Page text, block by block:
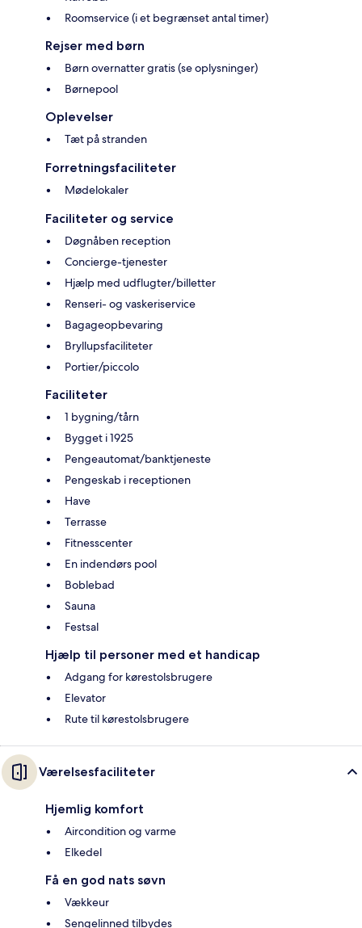
Roomservice (i et begrænset antal timer)
Rejser med børn
Børn overnatter gratis (se oplysninger)
Børnepool
Oplevelser
Tæt på stranden
Forretningsfaciliteter
Mødelokaler
Faciliteter og service
Døgnåben reception
Concierge-tjenester
Hjælp med udflugter/billetter
Renseri- og vaskeriservice
Bagageopbevaring
Bryllupsfaciliteter
Portier/piccolo
Faciliteter
1 bygning/tårn
Bygget i 1925
Pengeautomat/banktjeneste
Pengeskab i receptionen
Have
Terrasse
Fitnesscenter
En indendørs pool
Boblebad
Sauna
Festsal
Hjælp til personer med et handicap
Adgang for kørestolsbrugere
Elevator
Rute til kørestolsbrugere
Værelsesfaciliteter
Hjemlig komfort
Aircondition og varme
Elkedel
Få en god nats søvn
Vækkeur
Sengelinned tilbydes